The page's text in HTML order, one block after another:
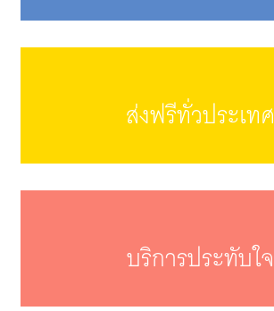
ส่งฟรีทั่วประเทศ
บริการประทับใจ